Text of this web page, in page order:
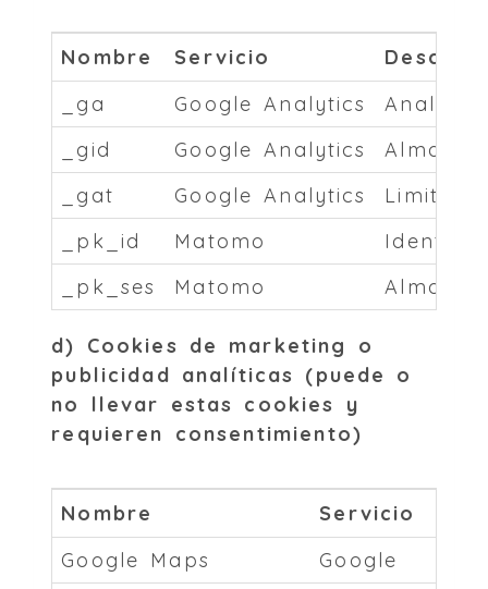
Nombre Servicio
_ga
Google Analytics
_gid
Google Analytics
_gat
Google Analytics
Limita
_pk_id
Matomo
_pk_ses
Matomo
d) Cookies de marketing o
publicidad analíticas (puede o
no llevar estas cookies y
requieren consentimiento)
Nombre
Servicio
Google Maps
Google